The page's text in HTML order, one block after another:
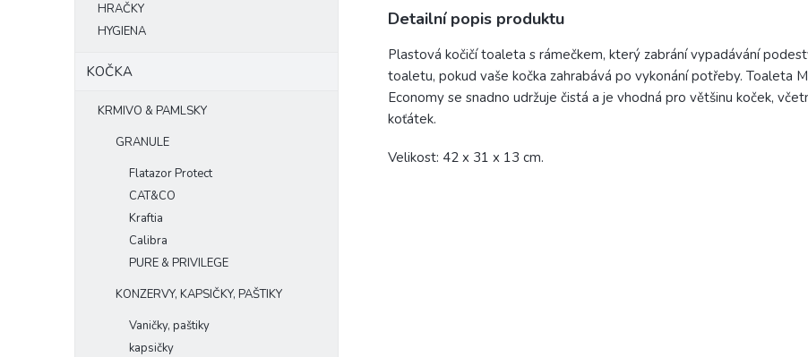
HRAČKY
HYGIENA
KOČKA
KRMIVO & PAMLSKY
GRANULE
Flatazor Protect
CAT&CO
Kraftia
Calibra
PURE & PRIVILEGE
KONZERVY, KAPSIČKY, PAŠTIKY
Vaničky, paštiky
kapsičky
Detailní popis produktu
Plastová kočičí toaleta s rámečkem, který zabrání vypadávání
toaletu, pokud vaše kočka zahrabává po vykonání potřeby. Toaleta
Economy se snadno udržuje čistá a je vhodná pro většinu koček,
koťátek.
Velikost: 42 x 31 x 13 cm.